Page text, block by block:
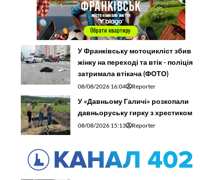
У Франківську мотоцикліст збив
жінку на переході та втік - поліція
затримала втікача (ФОТО)
08/08/2026 16:04 Reporter
У «Давньому Галичі» розкопали
давньоруську гирку з хрестиком
08/08/2026 15:13 Reporter